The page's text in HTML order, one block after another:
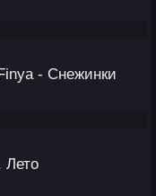
- Снежинки
Лето